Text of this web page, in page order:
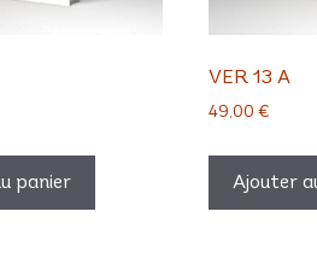
panier
VER 13 A
49,00€
Ajouter